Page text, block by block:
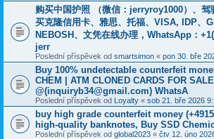
购买中国护照 （微信：jerryroy1000）、驾
买克隆信用卡、雅思、托福、VISA, IDP、
NEBOSH、文凭在线办理，WhatsApp：
jerr
Poslední příspěvek od smartsimon « pon 30. bře
Buy 100% undetectable counterfeit
CHEM | ATM CLONED CARDS FOR SALE
@(inquiryb34@gmail.com) WhatsA
Poslední příspěvek od Loyalty « sob 21. bře 2026
buy high grade counterfeit money
high-quality banknotes, Buy SSD
Poslední příspěvek od global2023 « čtv 12. úno